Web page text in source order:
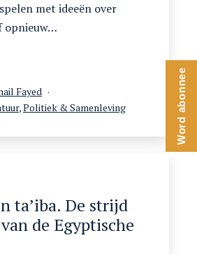
met ideeën over
opnieuw…
Fayed
,Politiek & Samenleving
ta’iba. De strijd
de Egyptische
Word abonnee